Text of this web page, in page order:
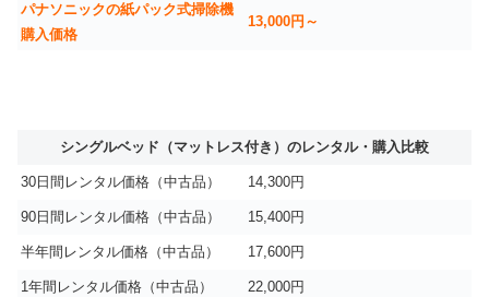
パナソニックの紙パック式掃除機
購入価格
13,000円～
シングルベッド（マットレス付き）のレンタル・購入比較
30日間レンタル価格（中古品） 14,300円
90日間レンタル価格（中古品） 15,400円
半年間レンタル価格（中古品） 17,600円
1年間レンタル価格（中古品） 22,000円